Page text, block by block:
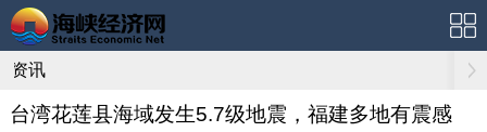
资讯
台湾花莲县海域发生5.7级地震，福建多地有震感